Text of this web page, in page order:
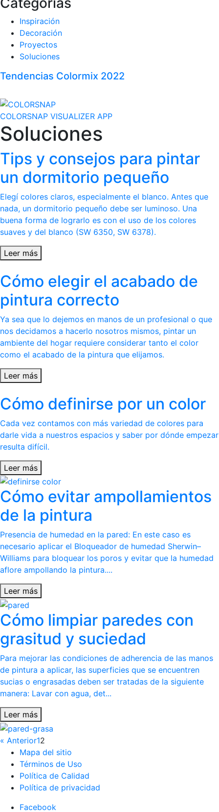
Inspiración
Decoración
Proyectos
Soluciones
Tendencias Colormix 2022
COLORSNAP VISUALIZER APP
Soluciones
Tips y consejos para pintar
un dormitorio pequeño
Elegí colores claros, especialmente el blanco. Antes que
nada, un dormitorio pequeño debe ser luminoso. Una
buena forma de lograrlo es con el uso de los colores
suaves y del blanco (SW 6350, SW 6378).
Leer más
Cómo elegir el acabado de
pintura correcto
Ya sea que lo dejemos en manos de un profesional o que
nos decidamos a hacerlo nosotros mismos, pintar un
ambiente del hogar requiere considerar tanto el color
como el acabado de la pintura que elijamos.
Leer más
Cómo definirse por un color
Cada vez contamos con más variedad de colores para
darle vida a nuestros espacios y saber por dónde empezar
resulta difícil.
Leer más
Cómo evitar ampollamientos
de la pintura
Presencia de humedad en la pared: En este caso es
necesario aplicar el Bloqueador de humedad Sherwin–
Williams para bloquear los poros y evitar que la humedad
aflore ampollando la pintura....
Leer más
Cómo limpiar paredes con
grasitud y suciedad
Para mejorar las condiciones de adherencia de las manos
de pintura a aplicar, las superficies que se encuentren
sucias o engrasadas deben ser tratadas de la siguiente
manera: Lavar con agua, det...
Leer más
« Anterior12
Mapa del sitio
Términos de Uso
Política de Calidad
Política de privacidad
Facebook